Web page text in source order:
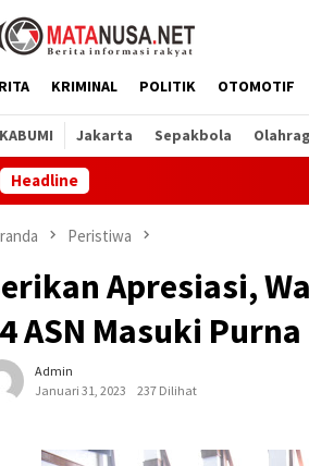
KRIMINAL POLITIK OTOMOTIF
Jakarta Sepakbola
Headline
Peristiwa
Apresiasi,
ASN Masuki
Admin
Januari 31, 2023
237 Dilihat